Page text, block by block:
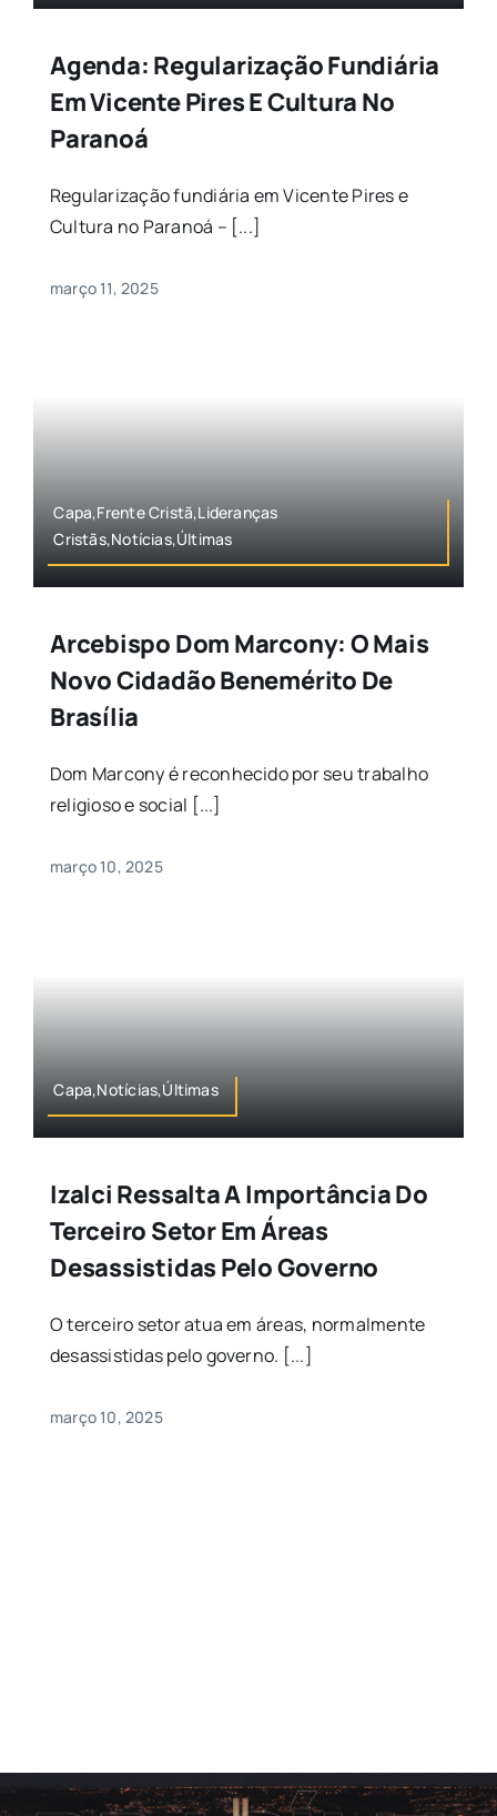
Agenda: Regularização Fundiária
Em Vicente Pires E Cultura No
Paranoá
Regularização fundiária em Vicente Pires e
Cultura no Paranoá – [...]
março 11, 2025
Capa,Frente Cristã,Lideranças
Cristãs,Notícias,Últimas
Arcebispo Dom Marcony: O Mais
Novo Cidadão Benemérito De
Brasília
Dom Marcony é reconhecido por seu trabalho
religioso e social [...]
março 10, 2025
Capa,Notícias,Últimas
Izalci Ressalta A Importância Do
Terceiro Setor Em Áreas
Desassistidas Pelo Governo
O terceiro setor atua em áreas, normalmente
desassistidas pelo governo. [...]
março 10, 2025